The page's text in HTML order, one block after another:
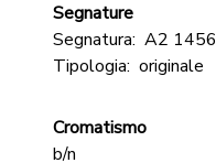
Segnature
Segnatura: A2 1456
Tipologia: originale
Cromatismo
b/n